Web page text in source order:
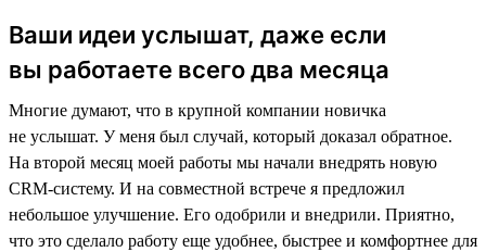
Ваши идеи услышат, даже если
вы работаете всего два месяца
Многие думают, что в крупной компании новичка
не услышат. У меня был случай, который доказал обратное.
На второй месяц моей работы мы начали внедрять новую
CRM-систему. И на совместной встрече я предложил
небольшое улучшение. Его одобрили и внедрили. Приятно,
что это сделало работу еще удобнее, быстрее и комфортнее для